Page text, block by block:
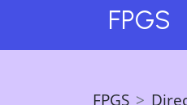
FPGS
FPGS